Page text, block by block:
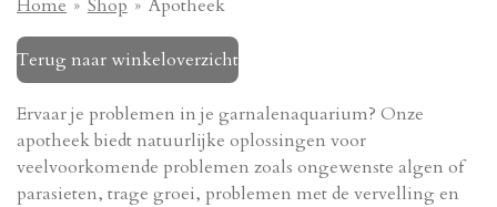
Home » Shop » Apotheek
Terug naar winkeloverzicht
Ervaar je problemen in je garnalenaquarium? Onze
apotheek biedt natuurlijke oplossingen voor
veelvoorkomende problemen zoals ongewenste algen of
parasieten, trage groei, problemen met de vervelling en